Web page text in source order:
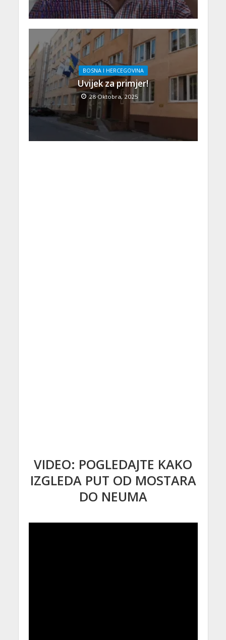
BOSNA I HERCEGOVINA
Uvijek za primjer!
28 Oktobra, 2025
VIDEO: POGLEDAJTE KAKO
IZGLEDA PUT OD MOSTARA
DO NEUMA